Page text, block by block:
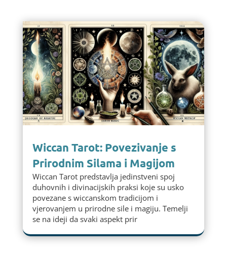
Wiccan Tarot: Povezivanje s
Prirodnim Silama i Magijom
Wiccan Tarot predstavlja jedinstveni spoj
duhovnih i divinacijskih praksi koje su usko
povezane s wiccanskom tradicijom i
vjerovanjem u prirodne sile i magiju. Temelji
se na ideji da svaki aspekt prir